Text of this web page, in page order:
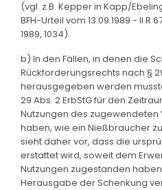
(vgl. z.B. Kepper in Kapp/
BFH-Urteil vom 13.09.1989 - II R
1989, 1034).
b) In den Fällen, in denen die
Rückforderungsrechts nach § 29
herausgegeben werden
29 Abs. 2 ErbStG für den
Nutzungen des
haben, wie ein Nießbraucher
sieht daher vor, dass die
erstattet wird, soweit dem
Nutzungen zugestanden
Herausgabe der Schenkung